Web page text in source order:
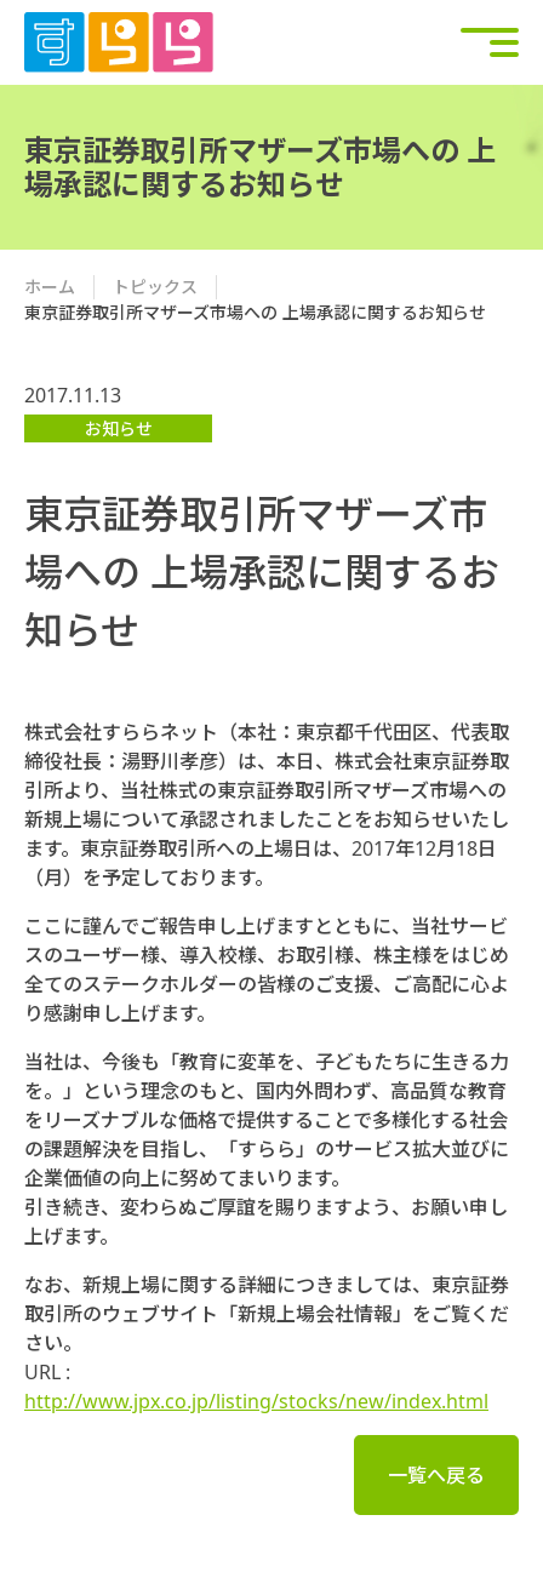
東京証券取引所マザーズ市場への 上
場承認に関するお知らせ
ホーム
トピックス
東京証券取引所マザーズ市場への 上場承認に関するお知らせ
2017.11.13
お知らせ
東京証券取引所マザーズ市
場への 上場承認に関するお
知らせ
株式会社すららネット（本社：東京都千代田区、代表取
締役社長：湯野川孝彦）は、本日、株式会社東京証券取
引所より、当社株式の東京証券取引所マザーズ市場への
新規上場について承認されましたことをお知らせいたし
ます。東京証券取引所への上場日は、2017年12月18日
（月）を予定しております。
ここに謹んでご報告申し上げますとともに、当社サービ
スのユーザー様、導入校様、お取引様、株主様をはじめ
全てのステークホルダーの皆様のご支援、ご高配に心よ
り感謝申し上げます。
当社は、今後も「教育に変革を、子どもたちに生きる力
を。」という理念のもと、国内外問わず、高品質な教育
をリーズナブルな価格で提供することで多様化する社会
の課題解決を目指し、「すらら」のサービス拡大並びに
企業価値の向上に努めてまいります。
引き続き、変わらぬご厚誼を賜りますよう、お願い申し
上げます。
なお、新規上場に関する詳細につきましては、東京証券
取引所のウェブサイト「新規上場会社情報」をご覧くだ
さい。
URL :
http://www.jpx.co.jp/listing/stocks/new/index.html
一覧へ戻る